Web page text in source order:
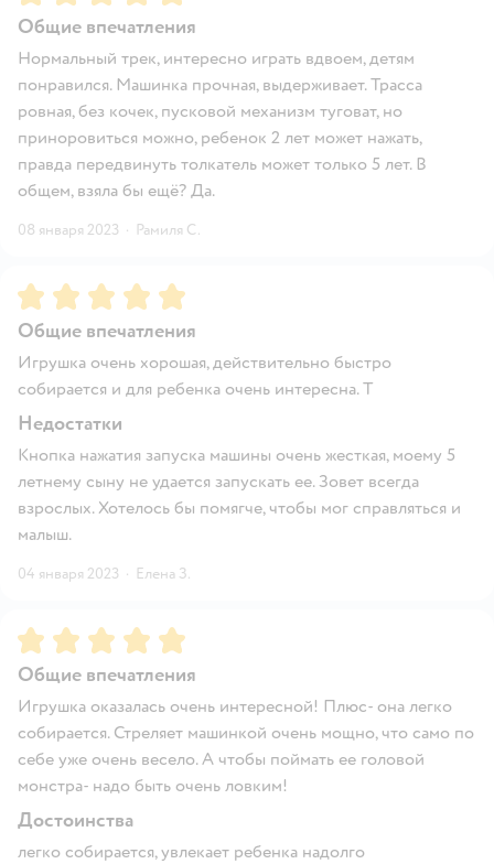
Общие впечатления
Нормальный трек, интересно играть вдвоем, детям
понравился. Машинка прочная, выдерживает. Трасса
ровная, без кочек, пусковой механизм туговат, но
приноровиться можно, ребенок 2 лет может нажать,
правда передвинуть толкатель может только 5 лет. В
общем, взяла бы ещё? Да.
08 января 2023 · Рамиля С.
Рейтинг:5
Общие впечатления
Игрушка очень хорошая, действительно быстро
собирается и для ребенка очень интересна. Т
Недостатки
Кнопка нажатия запуска машины очень жесткая, моему 5
летнему сыну не удается запускать ее. Зовет всегда
взрослых. Хотелось бы помягче, чтобы мог справляться и
малыш.
04 января 2023 · Елена З.
Рейтинг:5
Общие впечатления
Игрушка оказалась очень интересной! Плюс- она легко
собирается. Стреляет машинкой очень мощно, что само по
себе уже очень весело. А чтобы поймать ее головой
монстра- надо быть очень ловким!
Достоинства
легко собирается, увлекает ребенка надолго